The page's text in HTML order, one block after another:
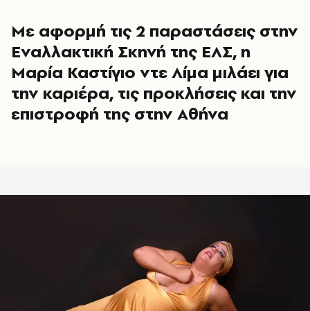
Με αφορμή τις 2 παραστάσεις στην
Εναλλακτική Σκηνή της ΕΛΣ, η
Μαρία Καστίγιο ντε Λίμα μιλάει για
την καριέρα, τις προκλήσεις και την
επιστροφή της στην Αθήνα